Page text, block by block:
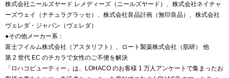
株式会社ニールズヤード レメディーズ（ニールズヤード）、株式会社ネイチャ
ーズウェイ（ナチュラグラッセ）、株式会社良品計画（無印良品）、株式会社
ヴェレダ・ジャパン（ヴェレダ）
●その他メーカー系：
富士フイルム株式会社（アスタリフト）、ロート製薬株式会社（肌研） 他
第 2 世代 EC のチカラで女性のご不便を解決
「ロハコビューティー」は、LOHACO のお客様 1 万人アンケートで集まったお